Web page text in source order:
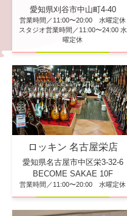
愛知県刈谷市中山町4-40
営業時間／11:00〜20:00 水曜定休
スタジオ営業時間／11:00〜24:00 水
曜定休
ロッキン 名古屋栄店
愛知県名古屋市中区栄3-32-6
BECOME SAKAE 10F
営業時間／11:00〜20:00 水曜定休